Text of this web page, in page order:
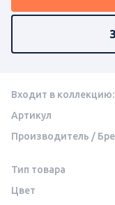
Входит в коллекцию:
Артикул
Производитель /
Тип товара
Цвет